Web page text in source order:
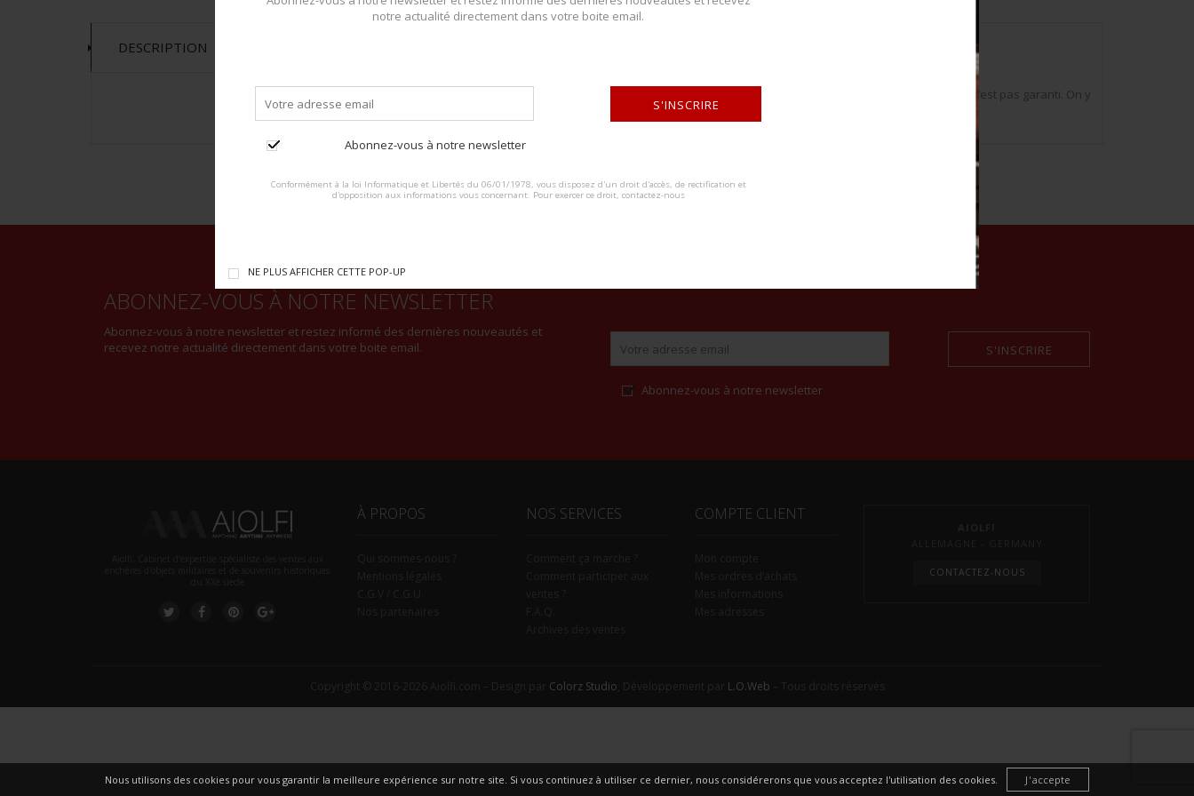
notre actualité directement dans votre boite email.
Abonnez-vous à notre newsletter
S'INSCRIRE
Conformément à la loi Informatique et Libertés du 06/01/1978, vous disposez d'un droit d'accès, de rectification et
d'opposition aux informations vous concernant. Pour exercer ce droit, contactez-nous
NE PLUS AFFICHER CETTE POP-UP
DESCRIPTION
Fabrication italienne, crosse en bois, oxydation sur l’ensemble de la pièce. Le fonctionnement de l’arme n’est pas garanti. On y
ABONNEZ-VOUS À NOTRE NEWSLETTER
Abonnez-vous à notre newsletter et restez informé des dernières nouveautés et
recevez notre actualité directement dans votre boite email.
Abonnez-vous à notre newsletter
S'INSCRIRE
À PROPOS NOS SERVICES COMPTE CLIENT
CONTACTEZ-NOUS
Colorz Studio L.O.Web
Nous utilisons des cookies pour vous garantir la meilleure expérience sur notre site. Si vous continuez à utiliser ce dernier, nous considérerons que vous acceptez l'utilisation des cookies. J'accepte